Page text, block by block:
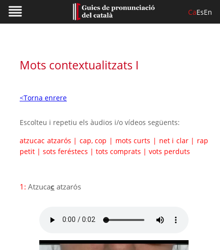
CaEsEn
Mots contextualitzats I
<Torna enrere
Escolteu i repetiu els àudios i/o vídeos següents:
atzucac atzarós | cap, cop | mots curts | net i clar | rap
petit | sots feréstecs | tots comprats | vots perduts
1: Atzucac atzarós